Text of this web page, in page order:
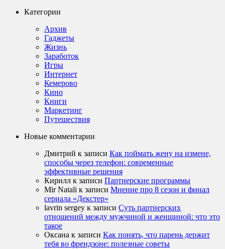
Категории
Архив
Гаджеты
Жизнь
Заработок
Игры
Интернет
Кемерово
Кино
Книги
Маркетинг
Путешествия
Новые комментарии
Дмитрий к записи Как поймать жену на измене,
способы через телефон: современные
эффективные решения
Кирилл к записи Партнерские программы
Mir Natali к записи Мнение про 8 сезон и финал
сериала «Декстер»
lavrin sergey к записи Суть партнерских
отношений между мужчиной и женщиной: что это
такое
Оксана к записи Как понять, что парень держит
тебя во френдзоне: полезные советы